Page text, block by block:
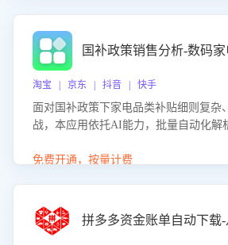
国补政策销售分析-数码
淘宝 | 京东 | 抖音 | 快手
面对国补政策下家电品类补贴细则复杂
战，本应用依托AI能力，批量自动化解
购买意向，深度洞察决策动因。同时全
度、客服转化能力及销售业绩。
免费开通，按量计费
拼多多资金账单自动下载-